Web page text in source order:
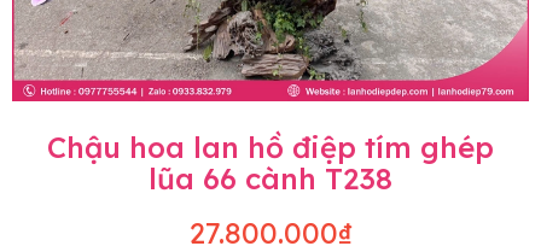
Chậu hoa lan hồ điệp tím ghép
lũa 66 cành T238
27.800.000₫